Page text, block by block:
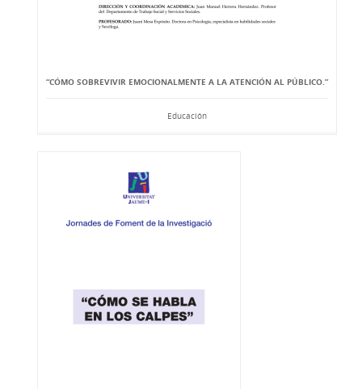
“CÓMO SOBREVIVIR EMOCIONALMENTE A LA ATENCIÓN AL PÚBLICO.”
Educación